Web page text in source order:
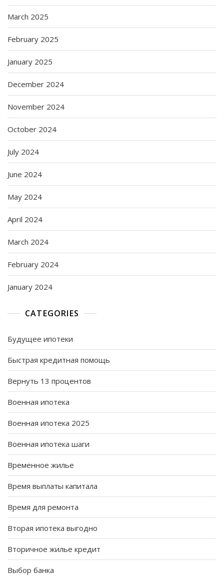
March 2025
February 2025
January 2025
December 2024
November 2024
October 2024
July 2024
June 2024
May 2024
April 2024
March 2024
February 2024
January 2024
CATEGORIES
Будущее ипотеки
Быстрая кредитная помощь
Вернуть 13 процентов
Военная ипотека
Военная ипотека 2025
Военная ипотека шаги
Временное жилье
Время выплаты капитала
Время для ремонта
Вторая ипотека выгодно
Вторичное жилье кредит
Выбор банка